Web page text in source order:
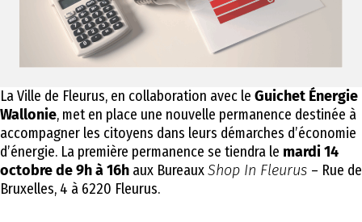
La Ville de Fleurus, en collaboration avec le Guichet Énergie
Wallonie, met en place une nouvelle permanence destinée à
accompagner les citoyens dans leurs démarches d’économie
d’énergie. La première permanence se tiendra le mardi 14
octobre de 9h à 16h aux BureauxShop In Fleurus – Rue de
Bruxelles, 4 à 6220 Fleurus.